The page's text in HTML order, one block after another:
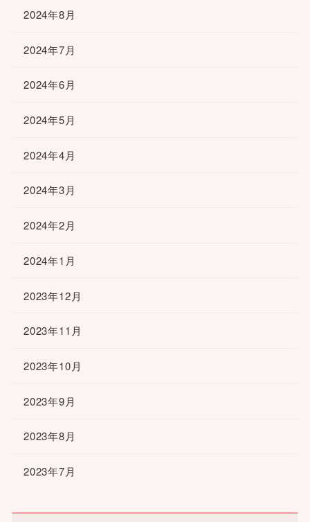
2024年8月
2024年7月
2024年6月
2024年5月
2024年4月
2024年3月
2024年2月
2024年1月
2023年12月
2023年11月
2023年10月
2023年9月
2023年8月
2023年7月